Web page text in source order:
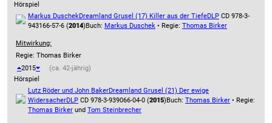
Hörspiel
Markus DuschekDreamland Grusel (17) Killer aus der TiefeDLP CD 978-3-
943166-57-6 (2014)Buch: Markus Duschek • Regie: Thomas Birker
Mitwirkung:
Regie: Thomas Birker
2015
(ca. 42-jährig)
Hörspiel
Lutz Röder und John BakerDreamland Grusel (21) Der ewige
WidersacherDLP CD 978-3-939066-04-0 (2015)Buch: Thomas Birker • Regie:
Thomas Birker und Tom Steinbrecher